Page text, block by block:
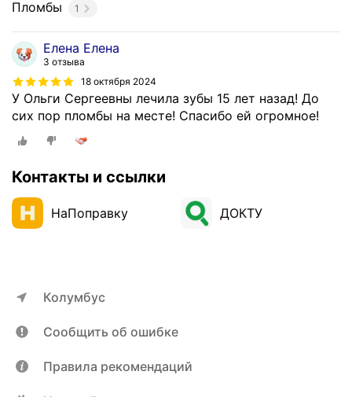
Пломбы
1
Елена Елена
3 отзыва
18 октября 2024
У Ольги Сергеевны лечила зубы 15 лет назад! До
сих пор пломбы на месте! Спасибо ей огромное!
Контакты и ссылки
НаПоправку ДОКТУ
Колумбус
Сообщить об ошибке
Правила рекомендаций